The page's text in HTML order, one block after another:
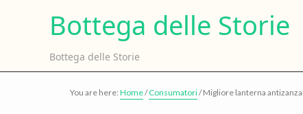
content
sidebar
Bottega delle Storie
Bottega delle Storie
You are here: Home/ Consumatori/Migliore lanterna